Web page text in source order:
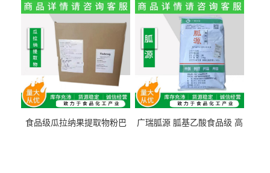
量1kg包邮
食品级瓜拉纳果提取物粉巴
广瑞胍源 胍基乙酸食品级 高